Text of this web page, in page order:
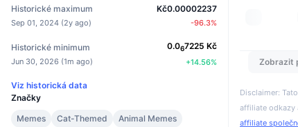
Historické maximum
Sep 01, 2024 (2y ago)
Kč0.00002237
-96.3%
Historické minimum
Jun 30, 2026 (1m ago)
0.067225 Kč
+14.56%
Viz historická data
Značky
Memes
Cat-Themed
Animal Memes
Zobrazit
Disclaimer:
affiliate odkazy
affiliate